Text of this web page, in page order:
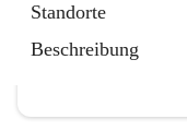
Standorte
Beschreibung